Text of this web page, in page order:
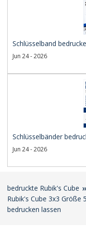
Schlüsselband
Jun 24 - 2026
Schlüsselbänder
Jun 24 - 2026
bedruckte Rubik's Cube
Rubik's Cube 3x3
bedrucken lassen